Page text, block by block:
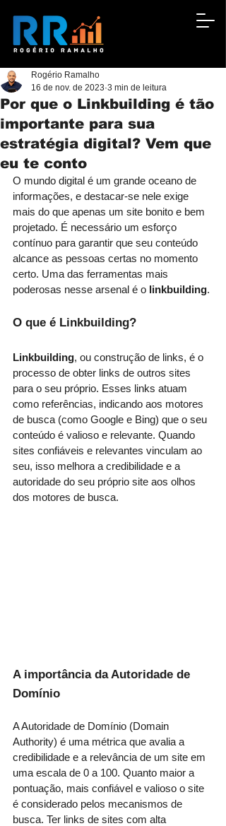
Por que o Linkbuilding é tão
importante para sua
estratégia digital? Vem que
eu te conto
Rogério Ramalho
16 de nov. de 2023 3 min de leitura
O mundo digital é um grande oceano de
informações, e destacar-se nele exige
mais do que apenas um site bonito e bem
projetado. É necessário um esforço
contínuo para garantir que seu conteúdo
alcance as pessoas certas no momento
certo. Uma das ferramentas mais
poderosas nesse arsenal é o linkbuilding.
O que é Linkbuilding?
Linkbuilding, ou construção de links, é o
processo de obter links de outros sites
para o seu próprio. Esses links atuam
como referências, indicando aos motores
de busca (como Google e Bing) que o seu
conteúdo é valioso e relevante. Quando
sites confiáveis e relevantes vinculam ao
seu, isso melhora a credibilidade e a
autoridade do seu próprio site aos olhos
dos motores de busca.
A importância da Autoridade de
Domínio
A Autoridade de Domínio (Domain
Authority) é uma métrica que avalia a
credibilidade e a relevância de um site em
uma escala de 0 a 100. Quanto maior a
pontuação, mais confiável e valioso o site
é considerado pelos mecanismos de
busca. Ter links de sites com alta